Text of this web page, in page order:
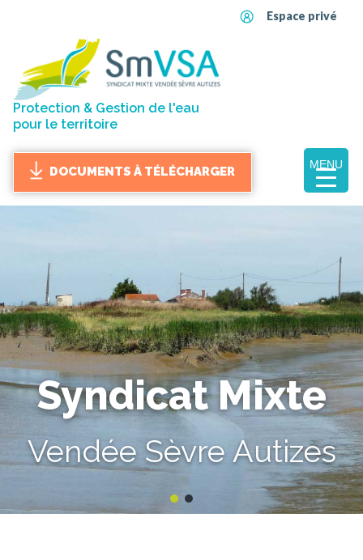
Espace privé
Protection & Gestion de l'eau
pour le territoire
DOCUMENTS À TÉLÉCHARGER
MENU
Syndicat Mixte
Vendée Sèvre Autizes